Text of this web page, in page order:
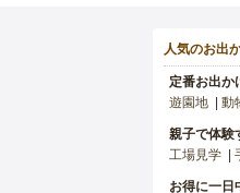
人気のお出
定番お出か
遊園地
動
親子で体験
工場見学
お得に一日